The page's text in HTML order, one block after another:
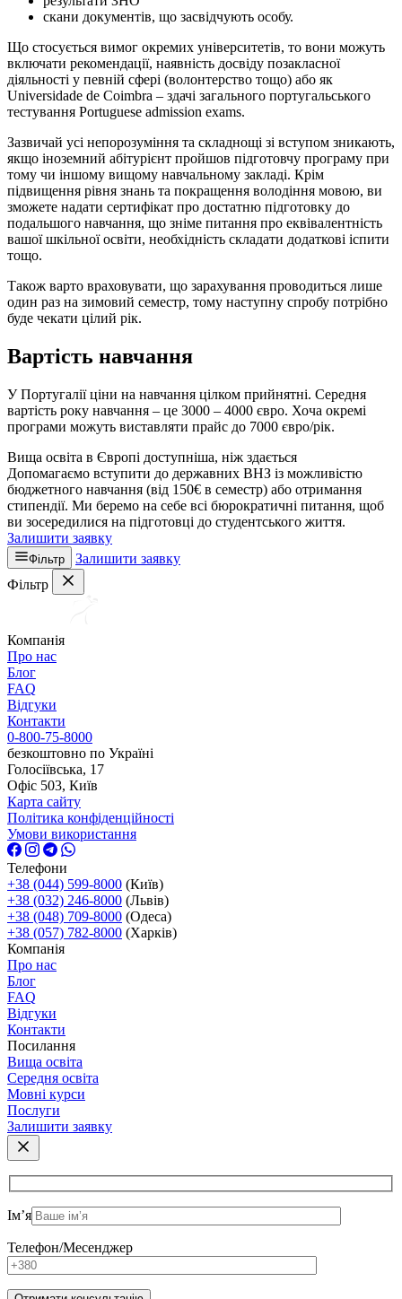
скани документів, що засвідчують особу.
Що стосується вимог окремих університетів, то вони можуть
включати рекомендації, наявність досвіду позакласної
діяльності у певній сфері (волонтерство тощо) або як
Universidade de Coimbra – здачі загального португальського
тестування Portuguese admission exams.
Зазвичай усі непорозуміння та складнощі зі вступом зникають,
якщо іноземний абітурієнт пройшов підготовчу програму при
тому чи іншому вищому навчальному закладі. Крім
підвищення рівня знань та покращення володіння мовою, ви
зможете надати сертифікат про достатню підготовку до
подальшого навчання, що зніме питання про еквівалентність
вашої шкільної освіти, необхідність складати додаткові іспити
тощо.
Також варто враховувати, що зарахування проводиться лише
один раз на зимовий семестр, тому наступну спробу потрібно
буде чекати цілий рік.
Вартість навчання
У Португалії ціни на навчання цілком прийнятні. Середня
вартість року навчання – це 3000 – 4000 євро. Хоча окремі
програми можуть виставляти прайс до 7000 євро/рік.
Вища освіта в Європі доступніша, ніж здається
Допомагаємо вступити до державних ВНЗ із можливістю
бюджетного навчання (від 150€ в семестр) або отримання
стипендії. Ми беремо на себе всі бюрократичні питання, щоб
ви зосередилися на підготовці до студентського життя.
Залишити заявку
Фільтр
Залишити заявку
Фільтр
Компанія
Про нас
Блог
FAQ
Відгуки
Контакти
0-800-75-8000
безкоштовно по Україні
Голосіївська, 17
Офіс 503, Київ
Карта сайту
Політика конфіденційності
Умови використання
Телефони
+38 (044) 599-8000 (Київ)
+38 (032) 246-8000 (Львів)
+38 (048) 709-8000 (Одеса)
+38 (057) 782-8000 (Харків)
Компанія
Про нас
Блог
FAQ
Відгуки
Контакти
Посилання
Вища освіта
Середня освіта
Мовні курси
Послуги
Залишити заявку
Ім’я
Телефон/Месенджер